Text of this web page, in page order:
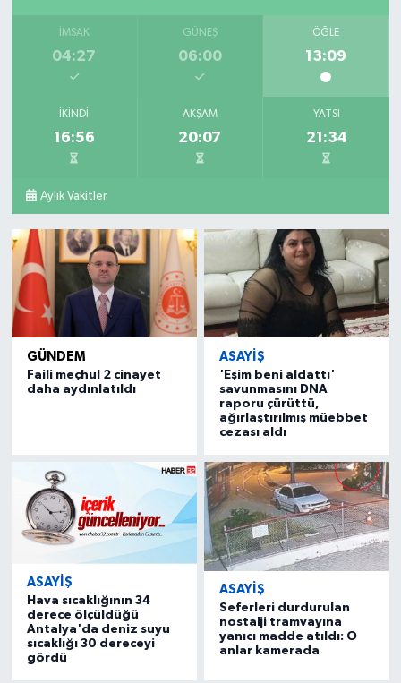
İMSAK
04:27
GÜNEŞ
06:00
ÖĞLE
13:09
İKINDI
16:56
AKŞAM
20:07
YATSI
21:34
Aylık Vakitler
GÜNDEM
Faili meçhul 2 cinayet
daha aydınlatıldı
ASAYİŞ
'Eşim beni aldattı'
savunmasını DNA
raporu çürüttü,
ağırlaştırılmış müebbet
cezası aldı
ASAYİŞ
Hava sıcaklığının 34
derece ölçüldüğü
Antalya'da deniz suyu
sıcaklığı 30 dereceyi
gördü
ASAYİŞ
Seferleri durdurulan
nostalji tramvayına
yanıcı madde atıldı: O
anlar kamerada